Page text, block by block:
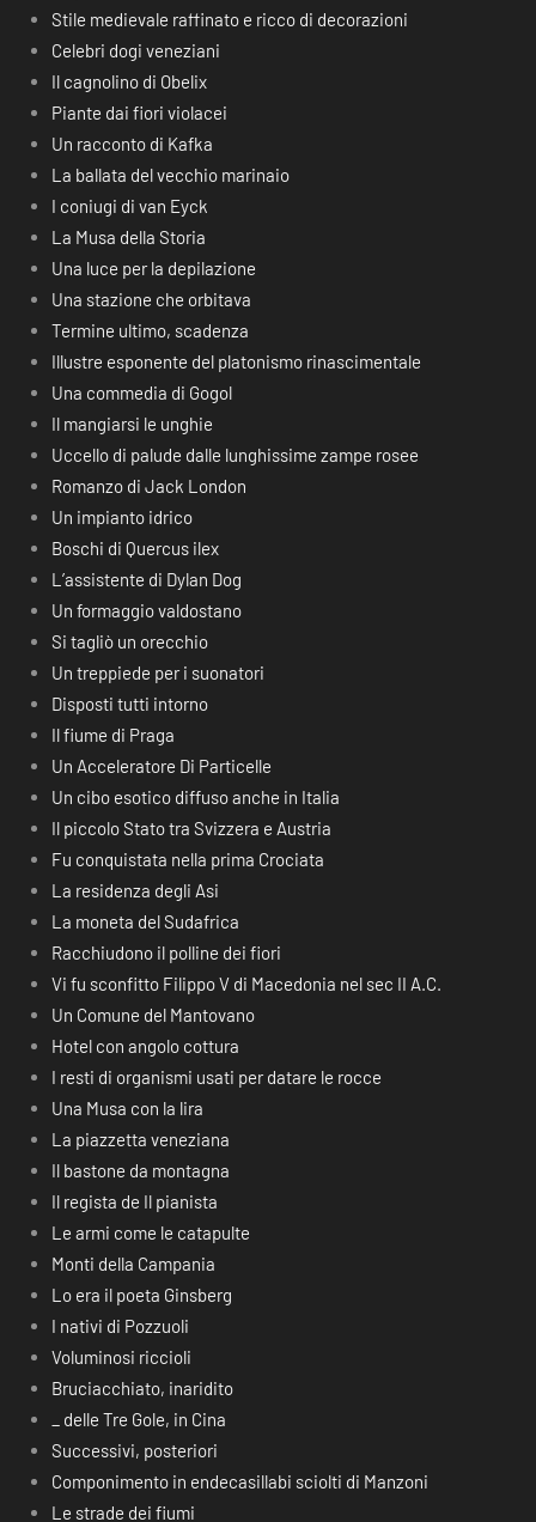
Stile medievale raffinato e ricco di decorazioni
Celebri dogi veneziani
Il cagnolino di Obelix
Piante dai fiori violacei
Un racconto di Kafka
La ballata del vecchio marinaio
I coniugi di van Eyck
La Musa della Storia
Una luce per la depilazione
Una stazione che orbitava
Termine ultimo, scadenza
Illustre esponente del platonismo rinascimentale
Una commedia di Gogol
Il mangiarsi le unghie
Uccello di palude dalle lunghissime zampe rosee
Romanzo di Jack London
Un impianto idrico
Boschi di Quercus ilex
L’assistente di Dylan Dog
Un formaggio valdostano
Si tagliò un orecchio
Un treppiede per i suonatori
Disposti tutti intorno
Il fiume di Praga
Un Acceleratore Di Particelle
Un cibo esotico diffuso anche in Italia
Il piccolo Stato tra Svizzera e Austria
Fu conquistata nella prima Crociata
La residenza degli Asi
La moneta del Sudafrica
Racchiudono il polline dei fiori
Vi fu sconfitto Filippo V di Macedonia nel sec II A.C.
Un Comune del Mantovano
Hotel con angolo cottura
I resti di organismi usati per datare le rocce
Una Musa con la lira
La piazzetta veneziana
Il bastone da montagna
Il regista de Il pianista
Le armi come le catapulte
Monti della Campania
Lo era il poeta Ginsberg
I nativi di Pozzuoli
Voluminosi riccioli
Bruciacchiato, inaridito
_ delle Tre Gole, in Cina
Successivi, posteriori
Componimento in endecasillabi sciolti di Manzoni
Le strade dei fiumi